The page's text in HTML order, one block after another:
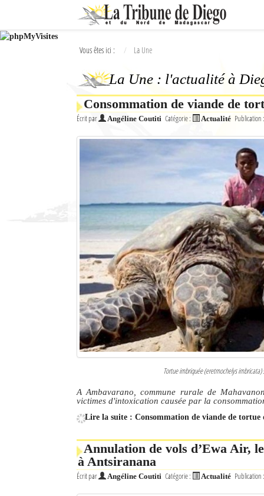
Ok
L'actualité à Diego Suarez
Le Nord de Madagascar
Vous êtes ici : La Une
La Une : l'actualité à
Consommation de viande de
Écrit par Angéline Coutiti Catégorie : Actualité
Tortue imbriquée (eretmochelys
A Ambavarano, commune rurale de
victimes d'intoxication causée par la
Lire la suite : Consommation de viande de
Annulation de vols d’Ewa Air,
à Antsiranana
Écrit par Angéline Coutiti Catégorie : Actualité